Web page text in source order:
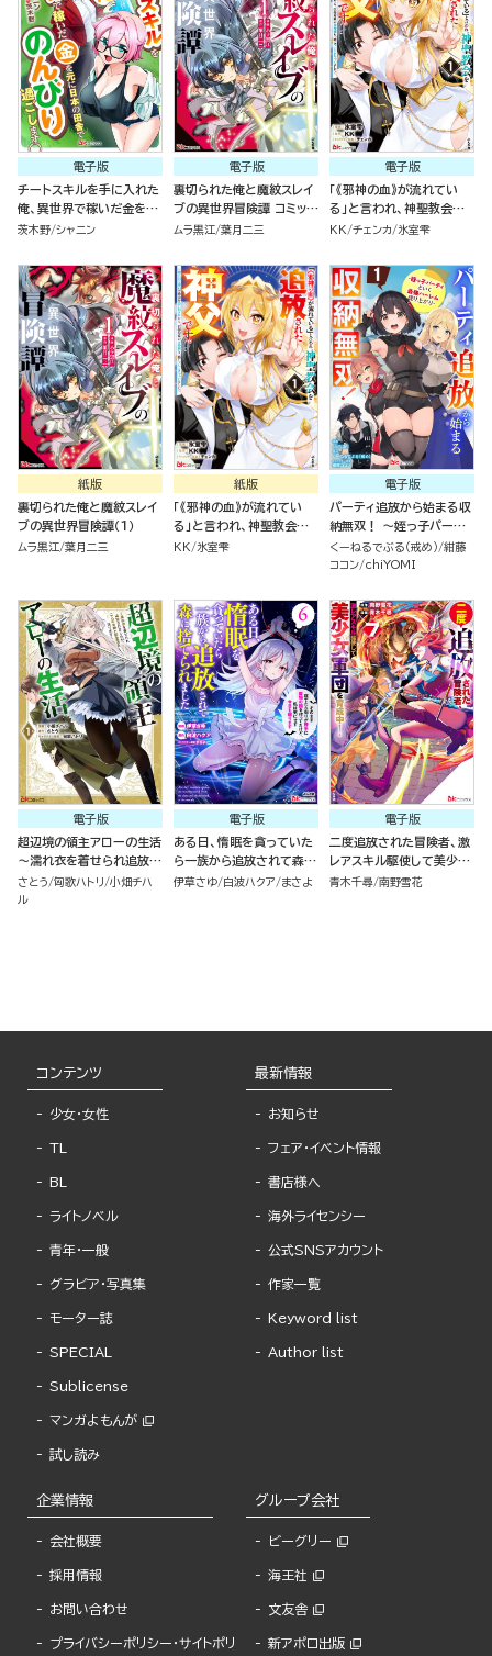
電子版
チートスキルを手に入れた
俺、異世界で稼いだ金を元
に日本の田舎でのんびり過
版）
茨木野 シャニン
電子版
裏切られた俺と魔紋スレイ
ブの異世界冒険譚 コミック
版 （1）
ムラ黒江 葉月二三
電子版
「《邪神の血》が流れてい
る」と言われ、神聖教会を
追放された神父です。 ～理
されたら、信仰対象の女神
様も一緒についてきちゃい
ました～ コミック版 （1）
KK チェンカ 氷室雫
紙版
裏切られた俺と魔紋スレイ
ブの異世界冒険譚（１）
ムラ黒江 葉月二三
紙版
「《邪神の血》が流れてい
る」と言われ、神聖教会を
追放された神父です。 ～理
様も一緒についてきちゃい
ました～ （１）
KK 氷室雫
電子版
パーティ追放から始まる収
納無双！ ～姪っ子パーテ
ィといく最強ハーレム成り
上がり～ コミック版（分冊
くーねるでぶる（戒め） 紺藤
ココン chiYOMI
電子版
超辺境の領主アローの生活
～濡れ衣を着せられ追放さ
れましたが、二人の女神と
新生活を送ります～ コミッ
さとう 匈歌ハトリ 小畑チハ
ル
電子版
ある日、惰眠を貪っていた
ら一族から追放されて森に
捨てられました そのまま
伊草さゆ 白波ハクア まさよ
電子版
二度追放された冒険者、激
レアスキル駆使して美少女
軍団を育成中！ コミック版
青木千尋 南野雪花
コンテンツ
少女・女性
TL
BL
ライトノベル
青年・一般
グラビア・写真集
モーター誌
SPECIAL
Sublicense
マンガよもんが
試し読み
最新情報
お知らせ
フェア・イベント情報
書店様へ
海外ライセンシー
公式SNSアカウント
作家一覧
Keyword list
Author list
企業情報
会社概要
採用情報
お問い合わせ
プライバシーポリシー・サイトポリ
グループ会社
ビーグリー
海王社
文友舎
新アポロ出版